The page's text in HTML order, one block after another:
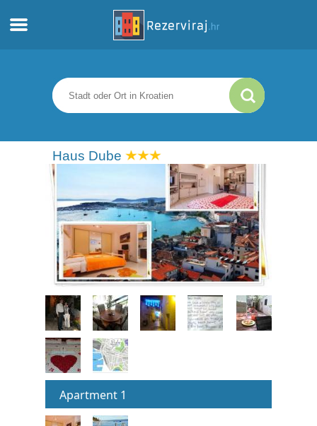
Apartments
Touristeninformation
Strände
webcams
Treffen Sie Kroatien
museen
Haus Dube
Apartment 1